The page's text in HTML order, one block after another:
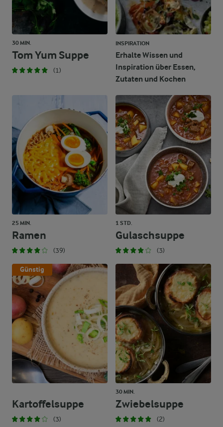
30 MIN.
Tom Yum Suppe
(1)
INSPIRATION
Erhalte Wissen und
Inspiration über Essen,
Zutaten und Kochen
25 MIN.
Ramen
(39)
1 STD.
Gulaschsuppe
(3)
Günstig
Kartoffelsuppe
(3)
30 MIN.
Zwiebelsuppe
(2)